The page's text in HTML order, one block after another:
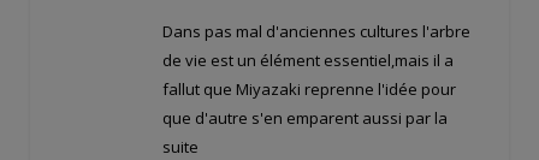
Dans pas mal d'anciennes cultures l'arbre
de vie est un élément essentiel,mais il a
fallut que Miyazaki reprenne l'idée pour
que d'autre s'en emparent aussi par la
suite